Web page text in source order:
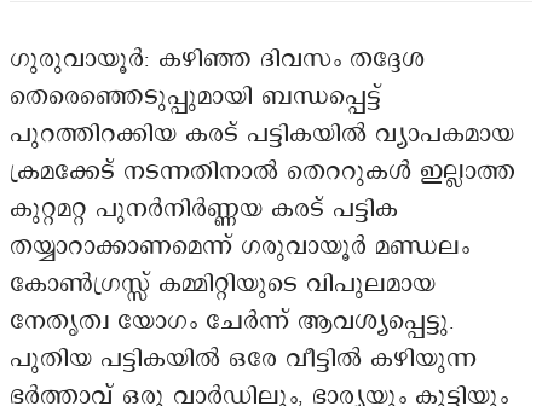
ഗുരുവായൂർ: കഴിഞ്ഞ ദിവസം തദ്ദേശ
തെരെഞ്ഞെടുപ്പുമായി ബന്ധപ്പെട്ട്
പുറത്തിറക്കിയ കരട് പട്ടികയിൽ വ്യാപകമായ
ക്രമക്കേട് നടന്നതിനാൽ തെററുകൾ ഇല്ലാത്ത
കുറ്റമറ്റ പുനർനിർണ്ണയ കരട് പട്ടിക
തയ്യാറാക്കാണമെന്ന് ഗരുവായൂർ മണ്ഡലം
കോൺഗ്രസ്സ് കമ്മിറ്റിയുടെ വിപുലമായ
നേതൃത്വ യോഗം ചേർന്ന് ആവശ്യപ്പെട്ടു.
പുതിയ പട്ടികയിൽ ഒരേ വീട്ടിൽ കഴിയുന്ന
ഭർത്താവ് ഒരു വാർഡിലും, ഭാര്യയും കുട്ടിയും